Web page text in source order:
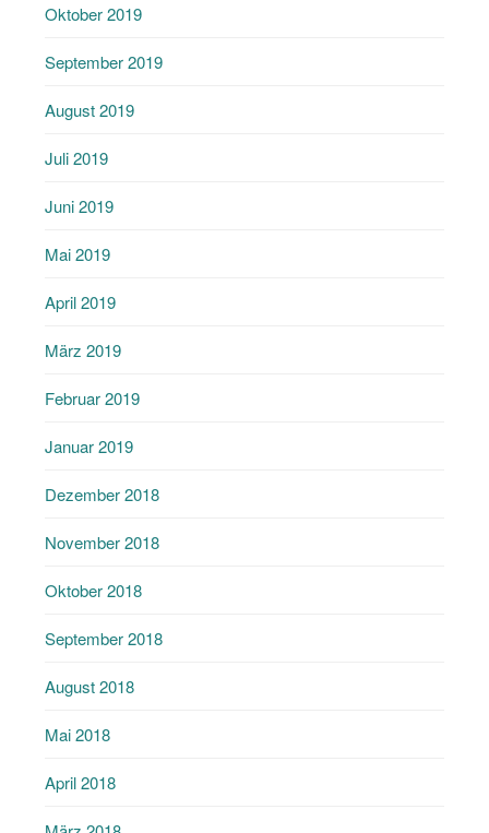
Oktober 2019
September 2019
August 2019
Juli 2019
Juni 2019
Mai 2019
April 2019
März 2019
Februar 2019
Januar 2019
Dezember 2018
November 2018
Oktober 2018
September 2018
August 2018
Mai 2018
April 2018